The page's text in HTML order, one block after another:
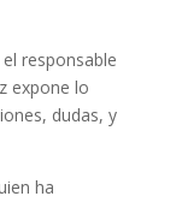
responsable
expone lo
dudas, y
ha